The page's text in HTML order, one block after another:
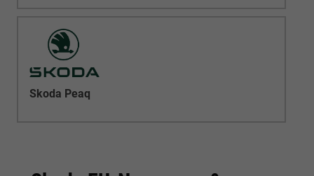
Skoda Peaq